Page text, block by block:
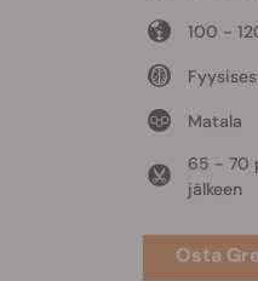
100 -
Matala
65 - 70
jälkeen
Osta